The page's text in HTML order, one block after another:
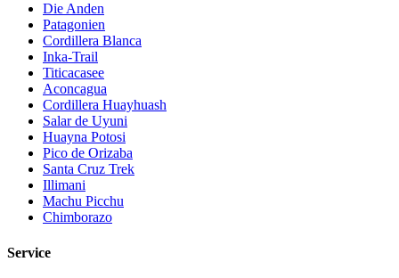
Die Anden
Patagonien
Cordillera Blanca
Inka-Trail
Titicacasee
Aconcagua
Cordillera Huayhuash
Salar de Uyuni
Huayna Potosi
Pico de Orizaba
Santa Cruz Trek
Illimani
Machu Picchu
Chimborazo
Service